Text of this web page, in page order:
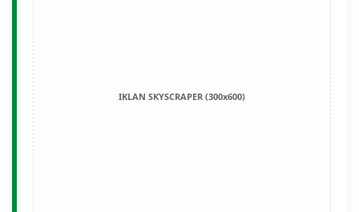
IKLAN SKYSCRAPER (300x600)